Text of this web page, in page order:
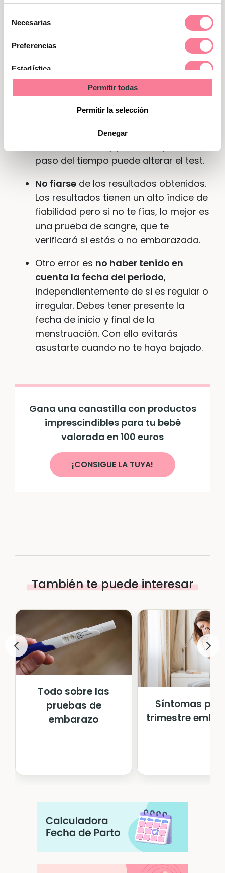
Necesarias
Preferencias
Estadística
Permitir todas
Permitir la selección
Denegar
menstruación.
Poner
en el
test. Si se pone demasiada orina, la
tira reactiva puede dejar de funcionar.
Usar una prueba de embarazo que
productos deben ser comprados y
paso del tiempo puede alterar el test.
No fiarse de los resultados obtenidos.
Los resultados tienen un alto índice de
fiabilidad pero si no te fías, lo mejor es
una prueba de sangre, que te
verificará si estás o no embarazada.
Otro error es no haber tenido en
cuenta la fecha del periodo,
independientemente de si es regular o
irregular. Debes tener presente la
fecha de inicio y final de la
menstruación. Con ello evitarás
asustarte cuando no te haya bajado.
Gana una canastilla con productos
imprescindibles para tu bebé
valorada en 100 euros
¡CONSIGUE LA TUYA!
También te puede interesar
Todo sobre las
pruebas de
embarazo
Síntomas
trimestre